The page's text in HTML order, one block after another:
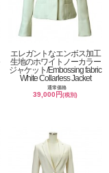
エレガントなエンボス加工
生地のホワイトノーカラー
ジャケット/Embossing fabric
White Collarless Jacket
通常価格
39,000円(税別)